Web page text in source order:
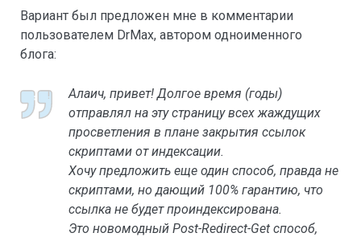
Вариант был предложен мне в комментарии
пользователем DrMax, автором одноименного
блога:
Алаич, привет! Долгое время (годы)
отправлял на эту страницу всех жаждущих
просветления в плане закрытия ссылок
скриптами от индексации.
Хочу предложить еще один способ, правда не
скриптами, но дающий 100% гарантию, что
ссылка не будет проиндексирована.
Это новомодный Post-Redirect-Get способ,